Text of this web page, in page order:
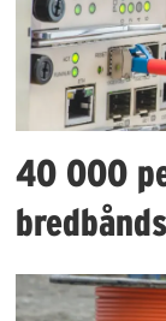
norge
40 000